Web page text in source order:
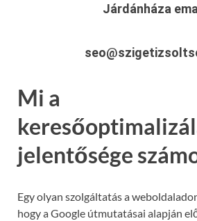
Járdánháza
Mi a
jelentősége
Egy olyan szolgáltatás a
hogy a Google útmutatásai alapján